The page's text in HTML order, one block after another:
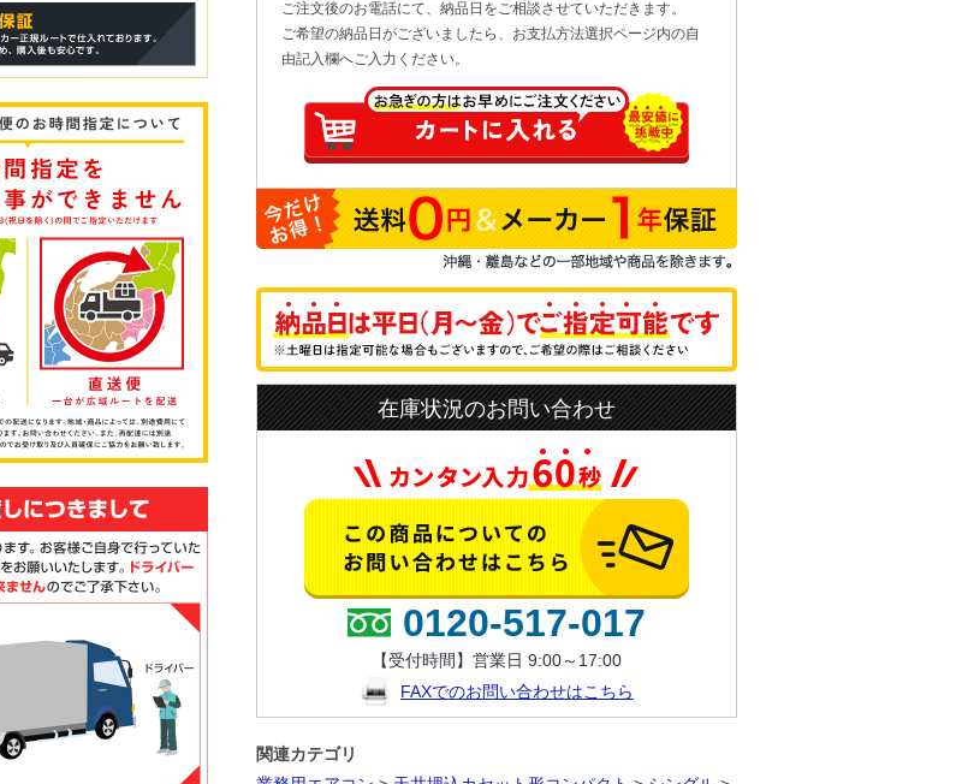
ご注文後のお電話にて、納品日をご相談させていただきます。
ご希望の納品日がございましたら、お支払方法選択ページ内の自
由記入欄へご入力ください。
在庫状況のお問い合わせ
0120-517-017
【受付時間】営業日 9:00～17:00
FAXでのお問い合わせはこちら
関連カテゴリ